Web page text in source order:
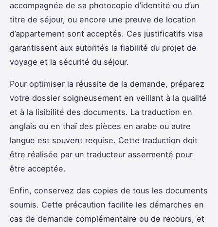
accompagnée de sa photocopie d’identité ou d’un
titre de séjour, ou encore une preuve de location
d’appartement sont acceptés. Ces justificatifs visa
garantissent aux autorités la fiabilité du projet de
voyage et la sécurité du séjour.
Pour optimiser la réussite de la demande, préparez
votre dossier soigneusement en veillant à la qualité
et à la lisibilité des documents. La traduction en
anglais ou en thaï des pièces en arabe ou autre
langue est souvent requise. Cette traduction doit
être réalisée par un traducteur assermenté pour
être acceptée.
Enfin, conservez des copies de tous les documents
soumis. Cette précaution facilite les démarches en
cas de demande complémentaire ou de recours, et